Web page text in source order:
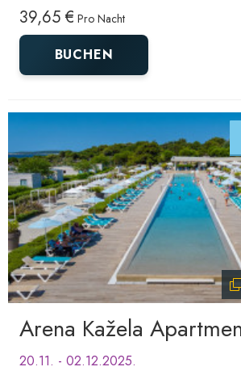
39,65 € Pro Nacht
BUCHEN
Arena Kažela
20.11. - 02.12.2025.